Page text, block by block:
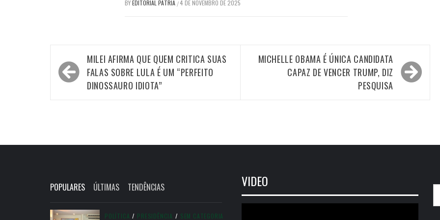
BYEDITORIAL PÁTRIA /4 DE NOVEMBRO DE 2025
Navegação
de
Post
MILEI AFIRMA QUE QUEM CRITICA SUAS
FALAS SOBRE LULA É UM “PERFEITO
DINOSSAURO IDIOTA”
MICHELLE OBAMA É ÚNICA CANDIDATA
CAPAZ DE VENCER TRUMP, DIZ
PESQUISA
POPULARES ÚLTIMAS TENDÊNCIAS
POLÍTICA / PRESIDÊNCIA / SEM CATEGORIA
VIDEO